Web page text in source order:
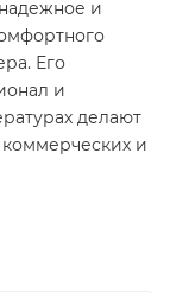
надежное и
Его
и
делают
и